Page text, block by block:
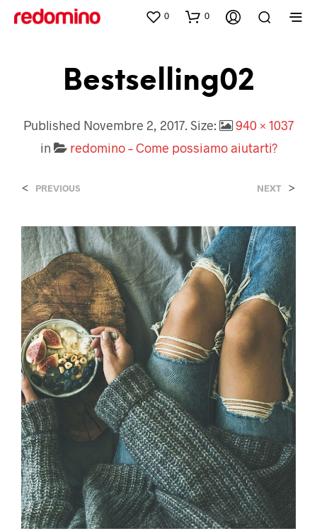
0 0
Bestselling02
Published Novembre 2, 2017. Size:
940 × 1037
in
redomino – Come possiamo aiutarti?
< PREVIOUS NEXT >